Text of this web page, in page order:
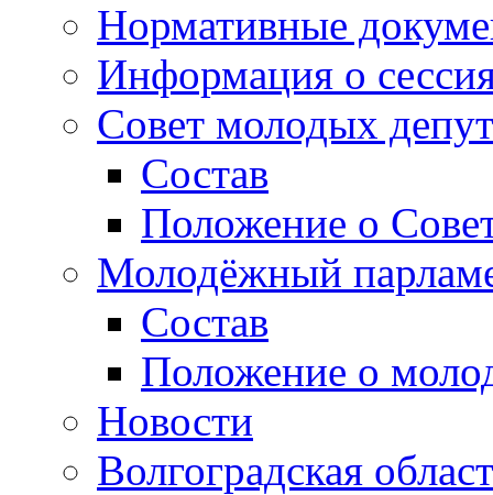
Нормативные
Информация о
Совет молодых
Состав
Положение о
Молодёжный
Состав
Положение о
Новости
Волгоградская